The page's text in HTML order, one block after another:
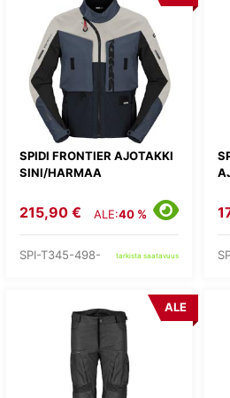
SPIDI FRONTIER AJOTAKKI
SINI/HARMAA
215,90 € ALE:40 %
SPI-T345-498- tarkista saatavuus
ALE